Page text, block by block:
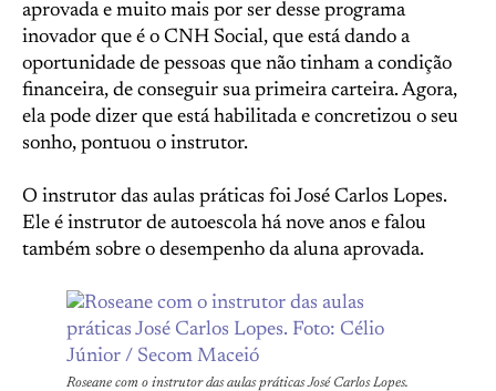
aprovada e muito mais por ser desse programa
inovador que é o CNH Social, que está dando a
oportunidade de pessoas que não tinham a condição
financeira, de conseguir sua primeira carteira. Agora,
ela pode dizer que está habilitada e concretizou o seu
sonho, pontuou o instrutor.
O instrutor das aulas práticas foi José Carlos Lopes.
Ele é instrutor de autoescola há nove anos e falou
também sobre o desempenho da aluna aprovada.
Roseane com o instrutor das aulas práticas José Carlos Lopes.